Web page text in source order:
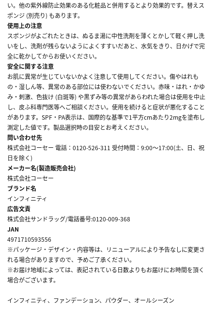
い。他の紫外線防止効果のある化粧品と併用するとより効果的です。替えス
ポンジ (別売り) もあります。
使用上の注意
スポンジがよごれたときは、ぬるま湯に中性洗剤を薄くとかして軽く押し洗
いをし、洗剤が残らないようによくすすいだあと、水気をきり、日かげで完
全に乾かしてからお使いください。
安全に関する注意
お肌に異常が生じていないかよく注意して使用してください。傷やはれも
の・湿しん等、異常のある部位には使わないでください。赤味・はれ・かゆ
み・刺激、色抜け (白斑等) や黒ずみ等の異常があらわれた場合は使用を中止
し、皮ふ科専門医等へご相談ください。使用を続けると症状が悪化すること
があります。SPF・PA表示は、国際的な基準で1平方cmあたり2mgを塗布し
測定した値です。製品選択時の目安とお考えください。
問い合わせ先
株式会社コーセー 電話：0120-526-311 受付時間：9:00～17:00(土、日、祝
日を除く)
メーカー名(製造販売会社)
株式会社コーセー
ブランド名
インフィニティ
広告文責
株式会社サンドラッグ/電話番号:0120-009-368
JAN
4971710593556
※パッケージ・デザイン・内容等は、リニューアルにより予告なしに変更さ
れる場合がありますので、予めご了承ください。
※お届け地域によっては、表記されている日数よりもお届けにお時間を頂く
場合がございます。
インフィニティ、ファンデーション、パウダー、オールシーズン